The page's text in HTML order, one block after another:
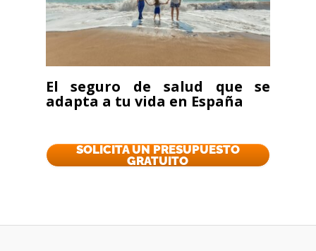
El seguro de salud que se
adapta a tu vida en España
SOLICITA UN PRESUPUESTO
GRATUITO
salud España
Asegurado Principal
Fecha de nacimiento*
Sexo:*